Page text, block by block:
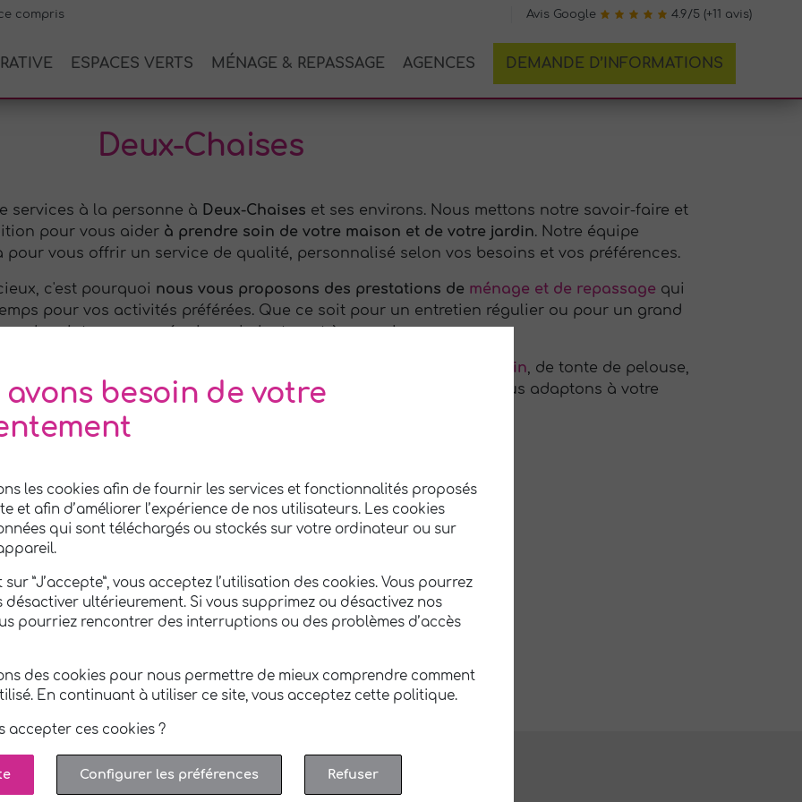
compris Avis Google 4.9/5 (+11 avis)
ESPACES VERTS MÉNAGE & REPASSAGE AGENCES DEMANDE D’INFORMATIONS
Deux-Chaises
services à la personne à Deux-Chaises et ses environs. Nous mettons notre savoir-faire et
pour vous aider à prendre soin de votre maison et de votre jardin. Notre équipe
vous offrir un service de qualité, personnalisé selon vos besoins et vos préférences.
c'est pourquoi nous vous proposons des prestations de ménage et de repassage qui
pour vos activités préférées. Que ce soit pour un entretien régulier ou pour un grand
de printemps, nos équipes s'adapteront à vos exigences.
le jardinage et des services d'entretien de jardin, de tonte de pelouse,
Nous sommes à l'écoute de vos demandes et nous nous adaptons à votre
Voir l'agence
CONTACTER INFOS PRATIQUES
avons besoin de votre
les cookies afin de fournir les services et fonctionnalités proposés
et afin d’améliorer l’expérience de nos utilisateurs. Les cookies
qui sont téléchargés ou stockés sur votre ordinateur ou sur
”J’accepte”, vous acceptez l’utilisation des cookies. Vous pourrez
désactiver ultérieurement. Si vous supprimez ou désactivez nos
pourriez rencontrer des interruptions ou des problèmes d’accès
des cookies pour nous permettre de mieux comprendre comment
En continuant à utiliser ce site, vous acceptez cette politique.
accepter ces cookies ?
Configurer les préférences Refuser